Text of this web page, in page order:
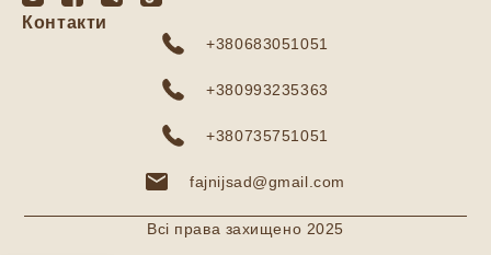
Контакти
+380683051051
+380993235363
+380735751051
fajnijsad@gmail.com
Всі права захищено 2025